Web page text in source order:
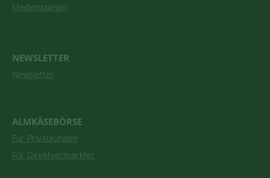
Medienspiegel
NEWSLETTER
Newsletter
ALMKÄSEBÖRSE
Für Privatkunden
Für Direktvermarkter